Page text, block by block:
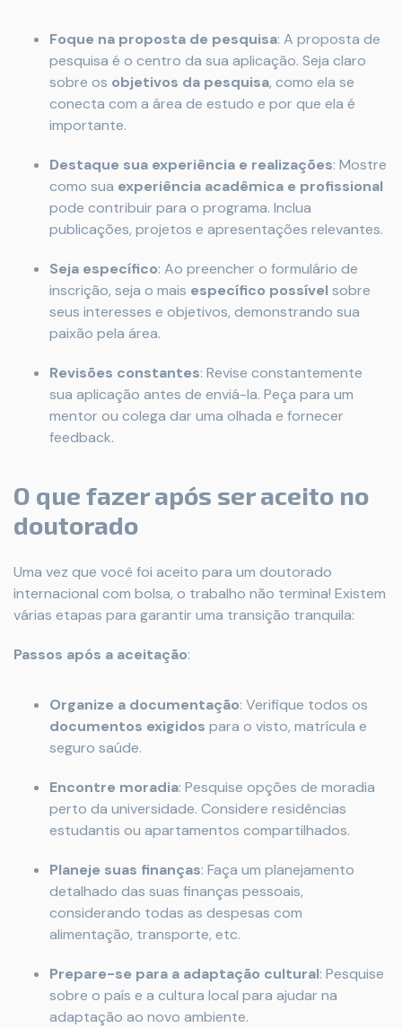
Foque na proposta de pesquisa: A proposta de
pesquisa é o centro da sua aplicação. Seja claro
sobre os objetivos da pesquisa, como ela se
conecta com a área de estudo e por que ela é
importante.
Destaque sua experiência e realizações: Mostre
como sua experiência acadêmica e profissional
pode contribuir para o programa. Inclua
publicações, projetos e apresentações relevantes.
Seja específico: Ao preencher o formulário de
inscrição, seja o mais específico possível sobre
seus interesses e objetivos, demonstrando sua
paixão pela área.
Revisões constantes: Revise constantemente
sua aplicação antes de enviá-la. Peça para um
mentor ou colega dar uma olhada e fornecer
feedback.
O que fazer após ser aceito no
doutorado
Uma vez que você foi aceito para um doutorado
internacional com bolsa, o trabalho não termina! Existem
várias etapas para garantir uma transição tranquila:
Passos após a aceitação:
Organize a documentação: Verifique todos os
documentos exigidos para o visto, matrícula e
seguro saúde.
Encontre moradia: Pesquise opções de moradia
perto da universidade. Considere residências
estudantis ou apartamentos compartilhados.
Planeje suas finanças: Faça um planejamento
detalhado das suas finanças pessoais,
considerando todas as despesas com
alimentação, transporte, etc.
Prepare-se para a adaptação cultural: Pesquise
sobre o país e a cultura local para ajudar na
adaptação ao novo ambiente.